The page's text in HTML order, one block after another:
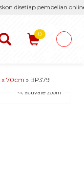
disetiap pembelian online.
0
70cm » BP379
activate zoom